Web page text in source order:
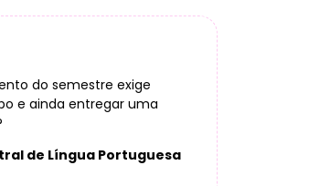
do semestre exige
e ainda entregar uma
de Língua Portuguesa